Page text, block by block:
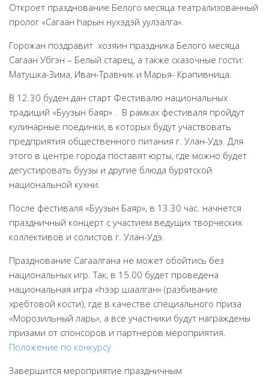
Контакты
Купить Билеты
Откроет празднование Белого месяца театрализованный
пролог «Сагаан hарын нухэдэй уулзалга».
Горожан поздравит хозяин праздника Белого месяца
Сагаан Убгэн – Белый старец, а также сказочные гости:
Матушка-Зима, Иван-Травник и Марья- Крапивница.
В 12.30 буден дан старт Фестивалю национальных
традиций «Буузын баяр» . В рамках фестиваля пройдут
кулинарные поединки, в которых будут участвовать
предприятия общественного питания г. Улан-Удэ. Для
этого в центре города поставят юрты, где можно будет
дегустировать буузы и другие блюда бурятской
национальной кухни.
После фестиваля «Буузын Баяр», в 13.30 час. начнется
праздничный концерт с участием ведущих творческих
коллективов и солистов г. Улан-Удэ.
Празднование Сагаалгана не может обойтись без
национальных игр. Так, в 15.00 будет проведена
национальная игра «hээр шаалган» (разбивание
хребтовой кости), где в качестве специального приза
«Морозильный ларь», а все участники будут награждены
призами от спонсоров и партнеров мероприятия.
Положение по конкурсу
Завершится мероприятие праздничным